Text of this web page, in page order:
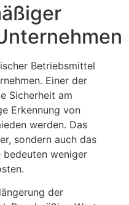
Betriebsmittel
Einer der
Sicherheit am
Erkennung von
werden. Das
sondern auch das
bedeuten weniger
der